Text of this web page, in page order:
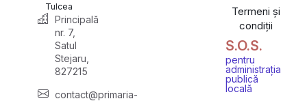
Tulcea
Principală
nr. 7,
Satul
Stejaru,
827215
contact@primaria-
Termeni și
condiții
S.O.S.
pentru
administrația
publică
locală